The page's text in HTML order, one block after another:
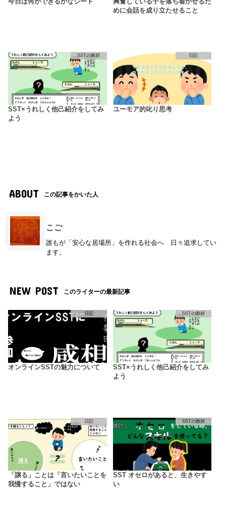
今日は何ができるかなシート
興奮している子を落ち着かせるた
めに会話を成り立たせること
SSTの教材
SST×うれしく他己紹介をしてみ
よう
日記
ユーモア的叱り思考
ABOUT この記事をかいた人
こご
誰もが「安心な居場所」を作れる社会へ 日々追求してい
ます。
NEW POST このライターの最新記事
日記
オンラインSSTの魅力について
SSTの教材
SST×うれしく他己紹介をしてみ
よう
日記
「譲る」ことは「言いたいことを
我慢すること」ではない
SSTの教材
SST オセロがあると、生きやす
い